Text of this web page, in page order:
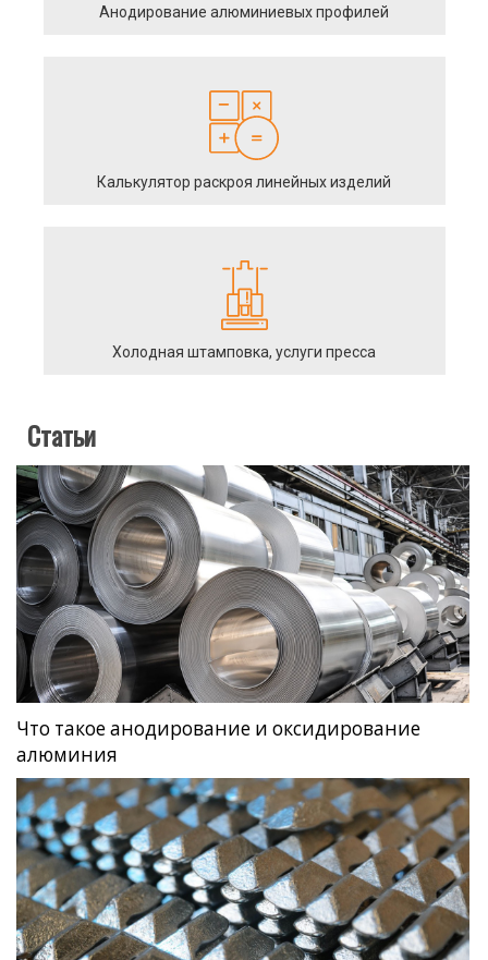
Анодирование алюминиевых профилей
Калькулятор раскроя линейных изделий
Холодная штамповка, услуги пресса
Статьи
Что такое анодирование и оксидирование
алюминия